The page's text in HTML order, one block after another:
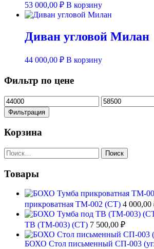
53 000,00 ₽ В корзину
Диван угловой Милан
44 000,00 ₽ В корзину
Фильтр по цене
Минимальная
цена
Максимальная
цена
Фильтрация
Корзина
Найти:
Товары
прикроватная ТМ-002 (СТ) 4 000,00
ТВ (ТМ-003) (СТ) 7 500,00 ₽
БОХО Стол письменный СП-003